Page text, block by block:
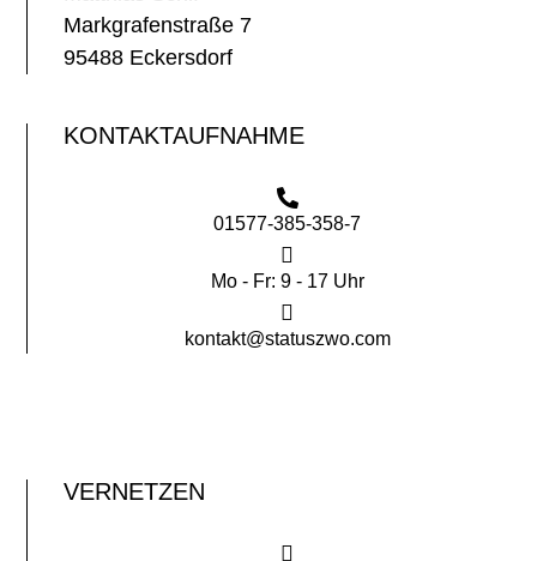
Markgrafenstraße 7
95488 Eckersdorf
KONTAKTAUFNAHME
01577-385-358-7
Mo - Fr: 9 - 17 Uhr
kontakt@statuszwo.com
VERNETZEN